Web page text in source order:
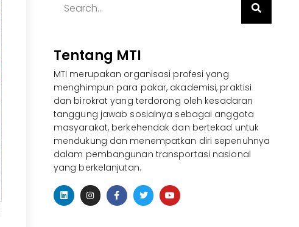
Tentang MTI
MTI merupakan organisasi profesi yang
menghimpun para pakar, akademisi, praktisi
dan birokrat yang terdorong oleh kesadaran
tanggung jawab sosialnya sebagai anggota
masyarakat, berkehendak dan bertekad untuk
mendukung dan menempatkan diri sepenuhnya
dalam pembangunan transportasi nasional
yang berkelanjutan.